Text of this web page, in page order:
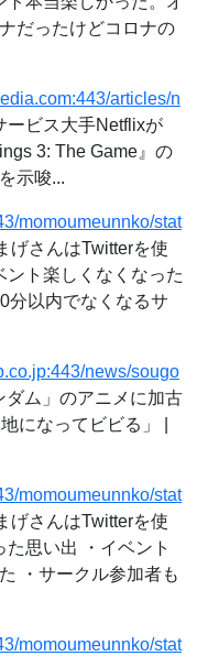
だったけどコロナの
articles/n
ビス大手Netflixが
3: The Game』の
示唆...
momoumeunnko/stat
げさんはTwitterを使
ント楽しくなくなった
分以内でなくなるサ
news/sougo
ム」のアニメに加古
になってビビる」 |
momoumeunnko/stat
げさんはTwitterを使
思い出 ・イベント
・サークル参加者も
momoumeunnko/stat